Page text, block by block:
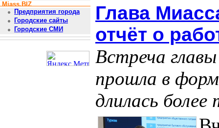
Miass.BIZ
Предприятия города
Городские сайты
Городские СМИ
Глава
отчёт о
Встреча
прошла в
длилась более